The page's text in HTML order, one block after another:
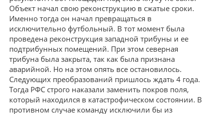
Объект начал свою реконструкцию в сжатые сроки.
Именно тогда он начал превращаться в
исключительно футбольный. В тот момент была
проведена реконструкция западной трибуны и ее
подтрибунных помещений. При этом северная
трибуна была закрыта, так как была признана
аварийной. Но на этом опять все остановилось.
Следующих преобразований пришлось ждать 4 года.
Тогда РФС строго наказали заменить покров поля,
который находился в катастрофическом состоянии. В
противном случае команду исключили бы из